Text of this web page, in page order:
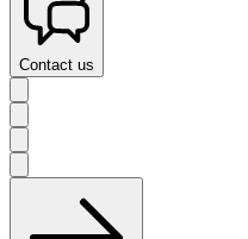
Contact us